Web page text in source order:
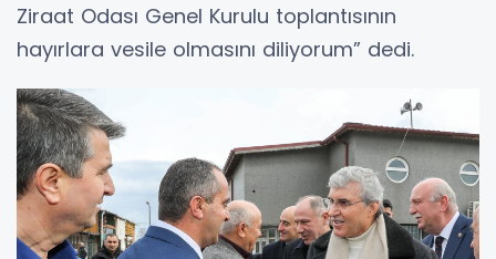
Ziraat Odası Genel Kurulu toplantısının
hayırlara vesile olmasını diliyorum” dedi.